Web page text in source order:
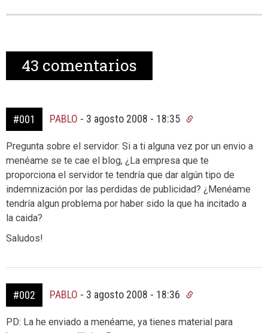
43 comentarios
#001 PABLO - 3 agosto 2008 - 18:35
Pregunta sobre el servidor: Si a ti alguna vez por un envio a
menéame se te cae el blog, ¿La empresa que te
proporciona el servidor te tendría que dar algún tipo de
indemnización por las perdidas de publicidad? ¿Menéame
tendría algun problema por haber sido la que ha incitado a
la caida?
Saludos!
#002 PABLO - 3 agosto 2008 - 18:36
PD: La he enviado a menéame, ya tienes material para